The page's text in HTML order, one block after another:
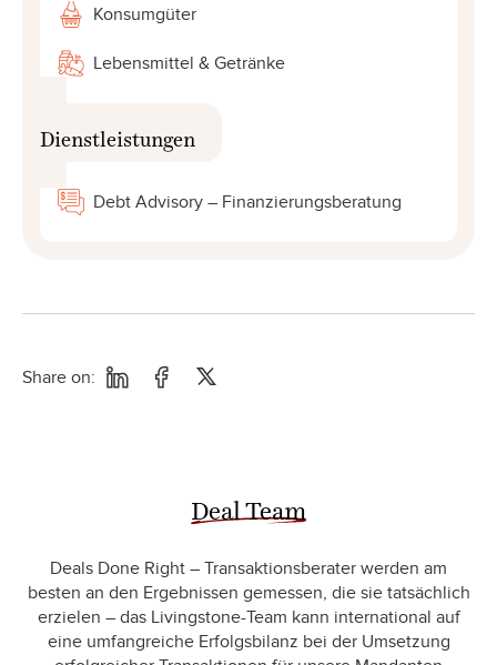
Konsumgüter
Lebensmittel & Getränke
Dienstleistungen
Debt Advisory – Finanzierungsberatung
Share on:
Deal Team
Deals Done Right – Transaktionsberater werden am
besten an den Ergebnissen gemessen, die sie tatsächlich
erzielen – das Livingstone-Team kann international auf
eine umfangreiche Erfolgsbilanz bei der Umsetzung